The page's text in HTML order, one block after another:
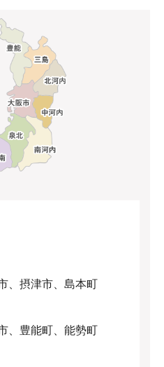
、摂津市、島本町
、豊能町、能勢町